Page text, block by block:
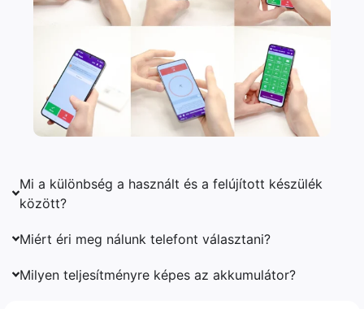
Mi a különbség a használt és a felújított készülék
között?
Miért éri meg nálunk telefont választani?
Milyen teljesítményre képes az akkumulátor?